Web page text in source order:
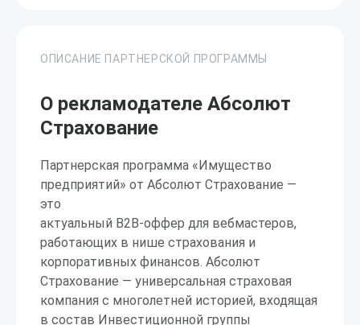
ОПИСАНИЕ ПАРТНЕРСКОЙ ПРОГРАММЫ
О рекламодателе Абсолют
Страхование
Партнерская программа «Имущество
предприятий» от Абсолют Страхование —
это
актуальный B2B-оффер для вебмастеров,
работающих в нише страхования и
корпоративных финансов. Абсолют
Страхование — универсальная страховая
компания с многолетней историей, входящая
в состав Инвестиционной группы